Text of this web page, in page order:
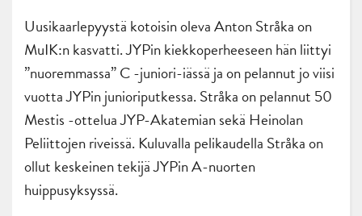
Uusikaarlepyystä kotoisin oleva Anton Stråka on
MuIK:n kasvatti. JYPin kiekkoperheeseen hän liittyi
”nuoremmassa” C -juniori-iässä ja on pelannut jo viisi
vuotta JYPin junioriputkessa. Stråka on pelannut 50
Mestis -ottelua JYP-Akatemian sekä Heinolan
Peliittojen riveissä. Kuluvalla pelikaudella Stråka on
ollut keskeinen tekijä JYPin A-nuorten
huippusyksyssä.